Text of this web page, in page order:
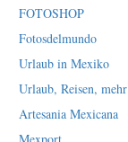
FOTOSHOP
Fotosdelmundo
Urlaub in Mexiko
Urlaub, Reisen, mehr
Artesania Mexicana